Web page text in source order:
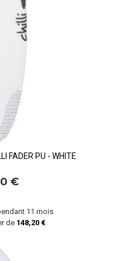
FADER PU - WHITE
€
11 mois
de 148,20 €